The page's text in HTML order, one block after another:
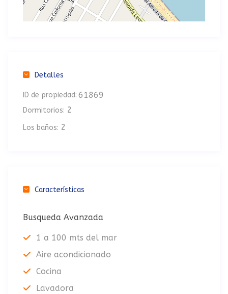
Detalles
ID de propiedad: 61869
Dormitorios: 2
Los baños: 2
Características
Busqueda Avanzada
1 a 100 mts del mar
Aire acondicionado
Cocina
Lavadora